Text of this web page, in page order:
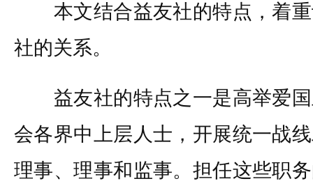
本文结合益友社的特点，着重
社的关系。
益友社的特点之一是高举爱国
会各界中上层人士，开展统一战
理事、理事和监事。担任这些职